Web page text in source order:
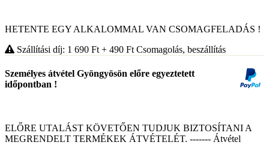
HETENTE EGY ALKALOMMAL VAN CSOMAGFELADÁS !
Szállítási díj: 1 690 Ft + 490 Ft Csomagolás, beszállítás
Személyes átvétel Gyöngyösön előre egyeztetett
időpontban !
ELŐRE UTALÁST KÖVETŐEN TUDJUK BIZTOSÍTANI A
MEGRENDELT TERMÉKEK ÁTVÉTELÉT. ------- Átvétel